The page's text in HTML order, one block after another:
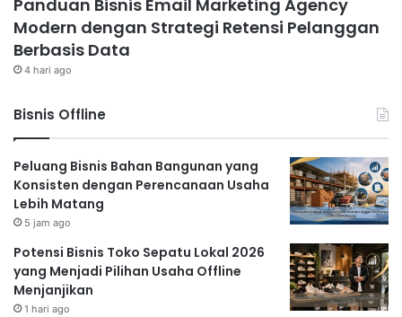
Panduan Bisnis Email Marketing Agency
Modern dengan Strategi Retensi Pelanggan
Berbasis Data
4 hari ago
Bisnis Offline
Peluang Bisnis Bahan Bangunan yang
Konsisten dengan Perencanaan Usaha
Lebih Matang
5 jam ago
Potensi Bisnis Toko Sepatu Lokal 2026
yang Menjadi Pilihan Usaha Offline
Menjanjikan
1 hari ago